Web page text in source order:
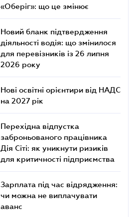
«Оберіг»: що це змінює
Новий бланк підтвердження
діяльності водія: що змінилося
для перевізників із 26 липня
2026 року
Нові освітні орієнтири від НАДС
на 2027 рік
Перехідна відпустка
заброньованого працівника
Дія Сіті: як уникнути ризиків
для критичності підприємства
Зарплата під час відрядження:
чи можна не виплачувати
аванс